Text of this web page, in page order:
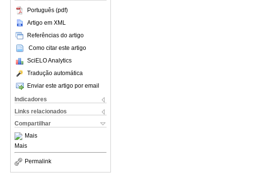
Português (pdf)
Artigo em XML
Referências do artigo
Como citar este artigo
SciELO Analytics
Tradução automática
Enviar este artigo por email
Indicadores
Links relacionados
Compartilhar
Mais
Mais
Permalink